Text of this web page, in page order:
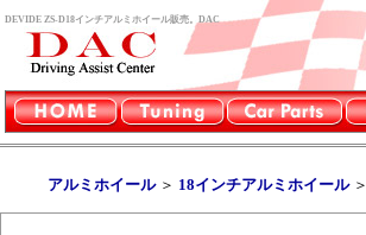
DEVIDE ZS-D18インチアルミホイール販売。DAC
アルミホイール＞ 18インチアルミホイール＞